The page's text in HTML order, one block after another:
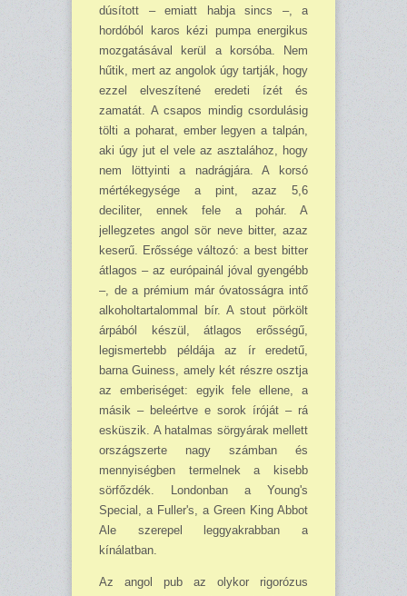
dúsított – emiatt habja sincs –, a
hordóból karos kézi pumpa energikus
mozgatásával kerül a korsóba. Nem
hűtik, mert az angolok úgy tartják, hogy
ezzel elveszítené eredeti ízét és
zamatát. A csapos mindig csordulásig
tölti a poharat, ember legyen a talpán,
aki úgy jut el vele az asztalához, hogy
nem löttyinti a nadrágjára. A korsó
mértékegysége a pint, azaz 5,6
deciliter, ennek fele a pohár. A
jellegzetes angol sör neve bitter, azaz
keserű. Erőssége változó: a best bitter
átlagos – az euró­painál jóval gyengébb
–, de a prémium már óvatosságra intő
alkoholtartalommal bír. A stout pörkölt
árpából készül, átlagos erősségű,
legismertebb példája az ír eredetű,
barna Guiness, amely két részre osztja
az emberiséget: egyik fele ellene, a
másik – beleértve e sorok íróját – rá
esküszik. A hatalmas sörgyárak mellett
országszerte nagy számban és
mennyi­ségben termelnek a kisebb
sörfőzdék. Londonban a Young's
Special, a Fuller's, a Green King Abbot
Ale szerepel leggyakrabban a
kínálatban.
Az angol pub az olykor rigorózus